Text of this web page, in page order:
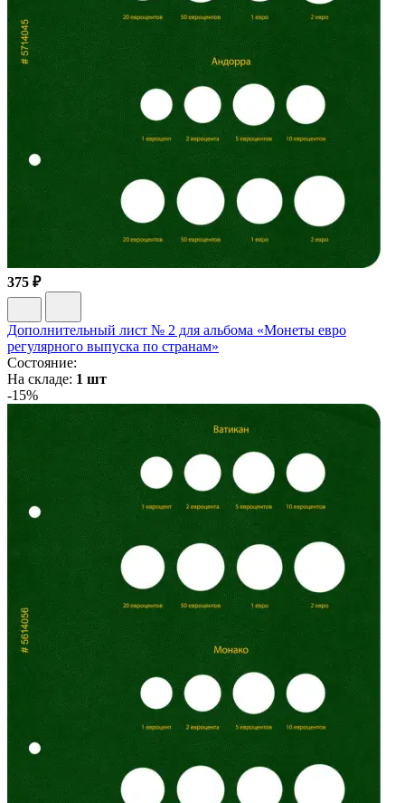
375 ₽
Дополнительный лист № 2 для альбома «Монеты евро
регулярного выпуска по странам»
Состояние:
На складе: 1 шт
-15%